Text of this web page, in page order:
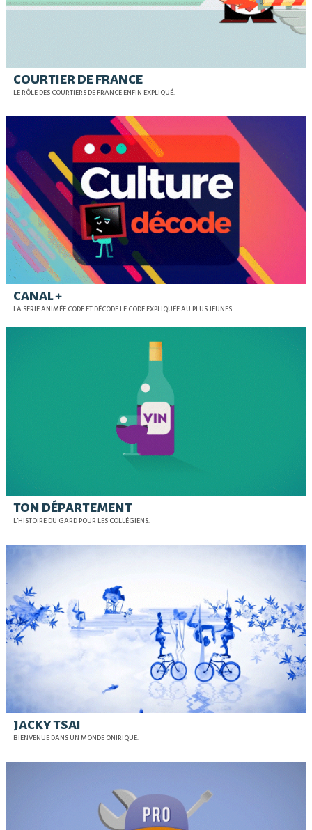
COURTIER DE FRANCE
LE RÔLE DES COURTIERS DE FRANCE ENFIN EXPLIQUÉ.
CANAL +
LA SERIE ANIMÉE CODE ET DÉCODE.LE CODE EXPLIQUÉE AU PLUS JEUNES.
TON DÉPARTEMENT
L’HISTOIRE DU GARD POUR LES COLLÉGIENS.
JACKY TSAI
BIENVENUE DANS UN MONDE ONIRIQUE.